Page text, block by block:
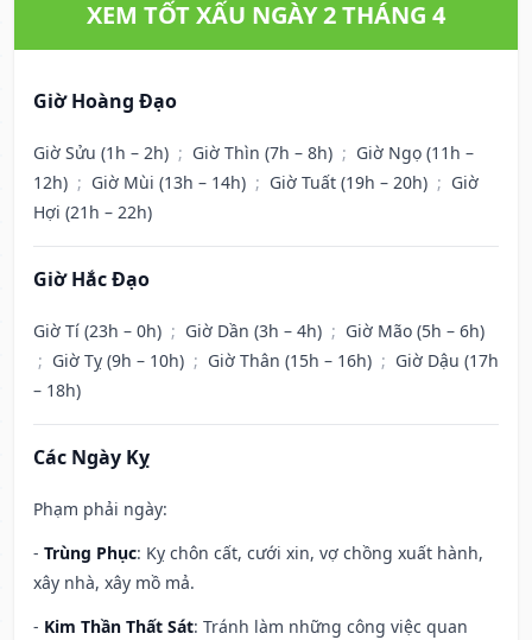
XEM TỐT XẤU NGÀY 2 THÁNG 4
Giờ Hoàng Đạo
Giờ Sửu (1h – 2h) ; Giờ Thìn (7h – 8h) ; Giờ Ngọ (11h –
12h) ; Giờ Mùi (13h – 14h) ; Giờ Tuất (19h – 20h) ; Giờ
Hợi (21h – 22h)
Giờ Hắc Đạo
Giờ Tí (23h – 0h) ; Giờ Dần (3h – 4h) ; Giờ Mão (5h – 6h)
; Giờ Tỵ (9h – 10h) ; Giờ Thân (15h – 16h) ; Giờ Dậu (17h
– 18h)
Các Ngày Kỵ
Phạm phải ngày:
- Trùng Phục: Kỵ chôn cất, cưới xin, vợ chồng xuất hành,
xây nhà, xây mồ mả.
- Kim Thần Thất Sát: Tránh làm những công việc quan